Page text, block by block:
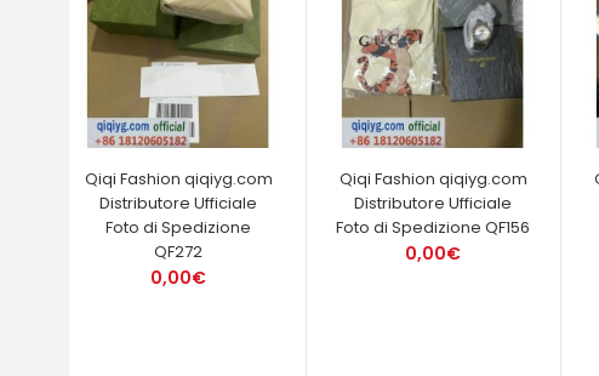
Qiqi Fashion qiqiyg.com
Distributore Ufficiale
Foto di Spedizione
QF272
0,00€
Qiqi Fashion qiqiyg.com
Distributore Ufficiale
Foto di Spedizione QF156
0,00€